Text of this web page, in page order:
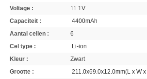
Voltage :
11.1V
Capaciteit :
4400mAh
Aantal cellen :
6
Cel type :
Li-ion
Kleur :
Zwart
Grootte :
211.0x69.0x12.0mm(L x W